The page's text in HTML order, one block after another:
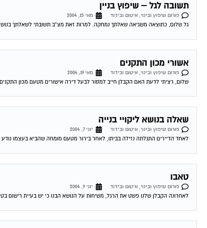
תשובה לגל – שיפוץ בניין
פורום שיפוץ ובינוי, איטום ובידוד
מאי 15, 2004
גל שלום, כתוצאה משגיאה שאלתך נמחקה. למרות זאת מצ"ב תשובתי לשאלתך
אשורי מכון התקנים
פורום שיפוץ ובינוי, איטום ובידוד
מאי 19, 2004
שלום, רציתי לדעת האם הקבלן חייב למסור לבעל דירה אישורים מטעם מכון
שאלה בנושא ליקויי בנייה
פורום שיפוץ ובינוי, איטום ובידוד
יוני 7, 2004
לאחד הדיירים התגלתה נזילה בביתו, לאחר בירור מטעם מומחה שהביא בעצמו
טאבו
פורום שיפוץ ובינוי, איטום ובידוד
יוני 9, 2004
לאחרונה הקבלן שלנו פשט את הרגל, משיחות על הנושא הבנו כי יש בעיית רישום